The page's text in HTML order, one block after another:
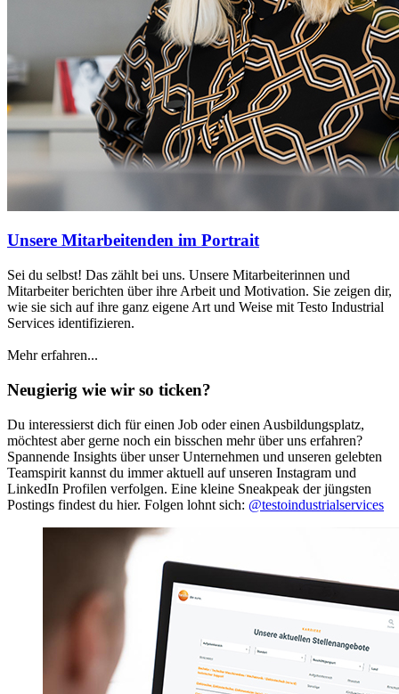
Unsere Mitarbeitenden im Portrait
Sei du selbst! Das zählt bei uns. Unsere Mitarbeiterinnen und
Mitarbeiter berichten über ihre Arbeit und Motivation. Sie zeigen dir,
wie sie sich auf ihre ganz eigene Art und Weise mit Testo Industrial
Services identifizieren.
Mehr erfahren...
Neugierig wie wir so ticken?
Du interessierst dich für einen Job oder einen Ausbildungsplatz,
möchtest aber gerne noch ein bisschen mehr über uns erfahren?
Spannende Insights über unser Unternehmen und unseren gelebten
Teamspirit kannst du immer aktuell auf unseren Instagram und
LinkedIn Profilen verfolgen. Eine kleine Sneakpeak der jüngsten
Postings findest du hier. Folgen lohnt sich: @testoindustrialservices